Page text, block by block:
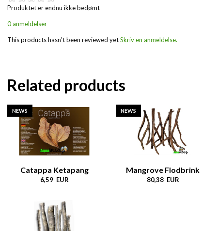
Produktet er endnu ikke bedømt
0 anmeldelser
This products hasn't been reviewed yetSkriv en anmeldelse.
Related products
NEWS
Catappa Ketapang
6,59 EUR
NEWS
Mangrove Flodbrink
80,38 EUR